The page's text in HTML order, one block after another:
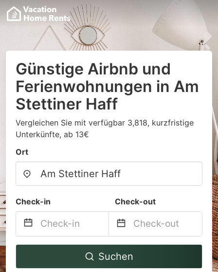
Günstige Airbnb und
Ferienwohnungen in Am
Stettiner Haff
Vergleichen Sie mit verfügbar 3,818, kurzfristige
Unterkünfte, ab 13€
Ort
Check-in Check-out
Navigate
Navigate
Suchen